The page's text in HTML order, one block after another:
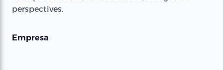
perspectives.
Empresa